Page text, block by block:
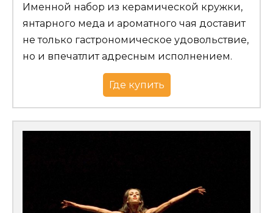
Именной набор из керамической кружки,
янтарного меда и ароматного чая доставит
не только гастрономическое удовольствие,
но и впечатлит адресным исполнением.
Где купить